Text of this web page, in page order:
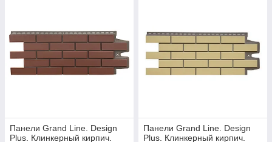
Панели Grand Line. Design
Plus. Клинкерный кирпич.
Панели Grand Line. Design
Plus. Клинкерный кирпич.